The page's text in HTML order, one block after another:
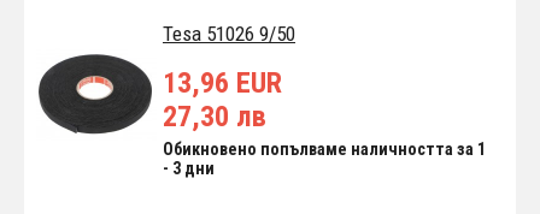
Tesa 51026 9/50
13,96 EUR
27,30 лв
Обикновено попълваме наличността за 1
- 3 дни